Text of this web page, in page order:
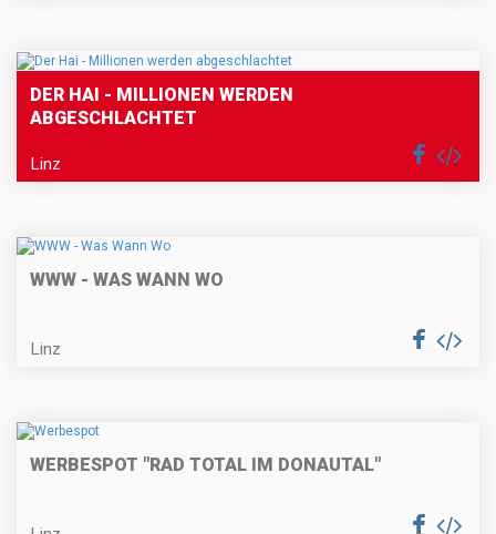
DER HAI - MILLIONEN WERDEN
ABGESCHLACHTET
Linz
WWW - WAS WANN WO
Linz
WERBESPOT "RAD TOTAL IM DONAUTAL"